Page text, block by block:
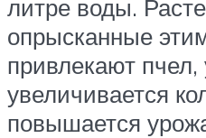
литре воды.
опрысканные
привлекают пчел,
увеличивается
повышается